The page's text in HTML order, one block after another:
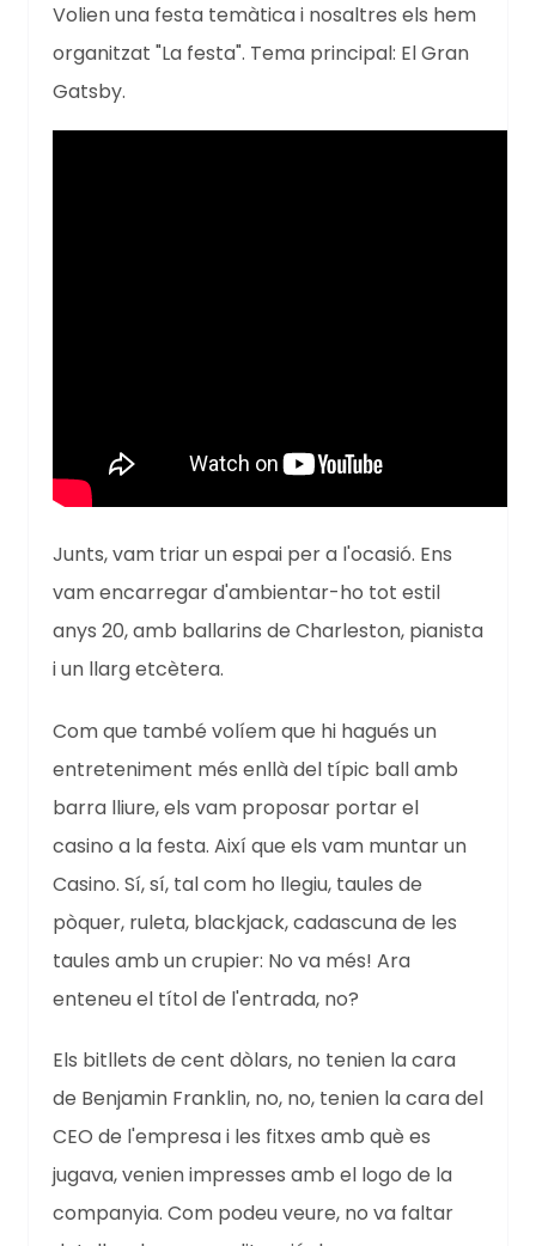
Volien una festa temàtica i nosaltres els hem
organitzat "La festa". Tema principal: El Gran
Gatsby.
Junts, vam triar un espai per a l'ocasió. Ens
vam encarregar d'ambientar-ho tot estil
anys 20, amb ballarins de Charleston, pianista
i un llarg etcètera.
Com que també volíem que hi hagués un
entreteniment més enllà del típic ball amb
barra lliure, els vam proposar portar el
casino a la festa. Així que els vam muntar un
Casino. Sí, sí, tal com ho llegiu, taules de
pòquer, ruleta, blackjack, cadascuna de les
taules amb un crupier: No va més! Ara
enteneu el títol de l'entrada, no?
Els bitllets de cent dòlars, no tenien la cara
de Benjamin Franklin, no, no, tenien la cara del
CEO de l'empresa i les fitxes amb què es
jugava, venien impresses amb el logo de la
companyia. Com podeu veure, no va faltar